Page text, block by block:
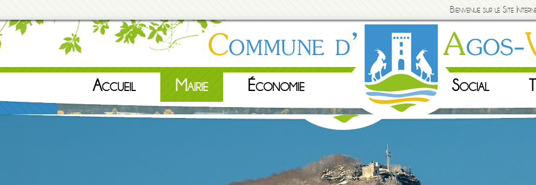
Bienvenue sur le Site
Accueil Mairie Économie Social